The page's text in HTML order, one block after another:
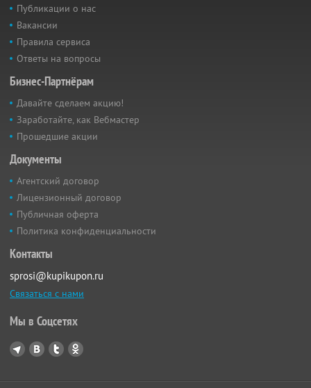
Публикации о нас
Вакансии
Правила сервиса
Ответы на вопросы
Бизнес-Партнёрам
Давайте сделаем акцию!
Заработайте, как Вебмастер
Прошедшие акции
Документы
Агентский договор
Лицензионный договор
Публичная оферта
Политика конфиденциальности
Контакты
sprosi@kupikupon.ru
Связаться с нами
Мы в Соцсетях